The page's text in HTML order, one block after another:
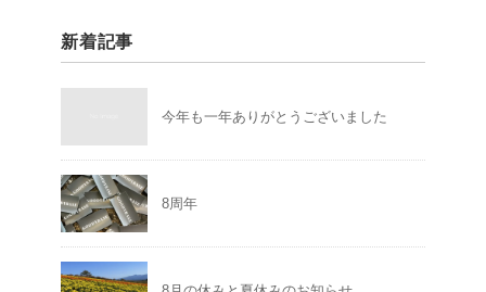
新着記事
今年も一年ありがとうございました
8周年